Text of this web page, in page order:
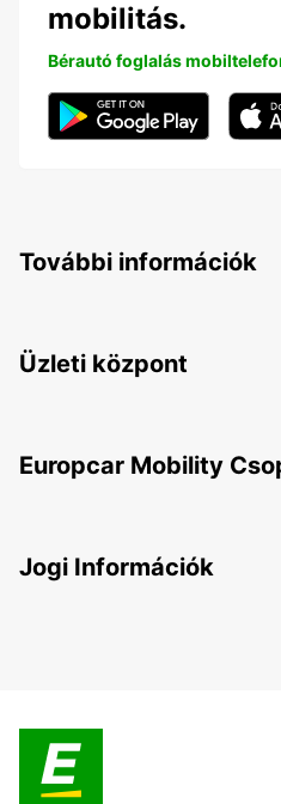
mobilitás.
Bérautó foglalás
További információk
Üzleti központ
Europcar Mobility
Jogi Információk